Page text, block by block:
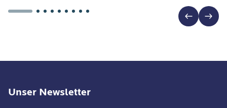
Unser Newsletter